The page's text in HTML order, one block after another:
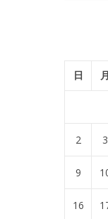
日 月
2 3
9
16